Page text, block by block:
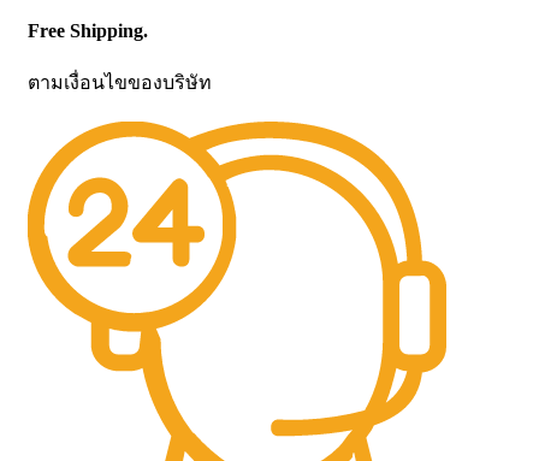
Free Shipping.
ตามเงื่อนไขของบริษัท